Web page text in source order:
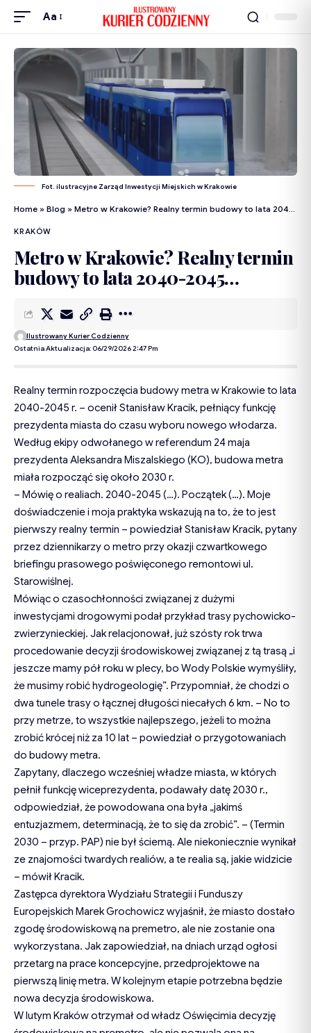
Aa
Fot. ilustracyjne Zarząd Inwestycji Miejskich w Krakowie
Home » Blog » Metro w Krakowie? Realny termin budowy to lata 2040-2045…
KRAKÓW
Metro w Krakowie? Realny termin
budowy to lata 2040-2045…
Ostatnia Aktualizacja: 06/29/2026 2:47 Pm
Ilustrowany Kurier Codzienny
Realny termin rozpoczęcia budowy metra w Krakowie to lata
2040-2045 r. – ocenił Stanisław Kracik, pełniący funkcję
prezydenta miasta do czasu wyboru nowego włodarza.
Według ekipy odwołanego w referendum 24 maja
prezydenta Aleksandra Miszalskiego (KO), budowa metra
miała rozpocząć się około 2030 r.
– Mówię o realiach. 2040-2045 (…). Początek (…). Moje
doświadczenie i moja praktyka wskazują na to, że to jest
pierwszy realny termin – powiedział Stanisław Kracik, pytany
przez dziennikarzy o metro przy okazji czwartkowego
briefingu prasowego poświęconego remontowi ul.
Starowiślnej.
Mówiąc o czasochłonności związanej z dużymi
inwestycjami drogowymi podał przykład trasy pychowicko-
zwierzynieckiej. Jak relacjonował, już szósty rok trwa
procedowanie decyzji środowiskowej związanej z tą trasą „i
jeszcze mamy pół roku w plecy, bo Wody Polskie wymyśliły,
że musimy robić hydrogeologię”. Przypomniał, że chodzi o
dwa tunele trasy o łącznej długości niecałych 6 km. – No to
przy metrze, to wszystkie najlepszego, jeżeli to można
zrobić krócej niż za 10 lat – powiedział o przygotowaniach
do budowy metra.
Zapytany, dlaczego wcześniej władze miasta, w których
pełnił funkcję wiceprezydenta, podawały datę 2030 r.,
odpowiedział, że powodowana ona była „jakimś
entuzjazmem, determinacją, że to się da zrobić”. – (Termin
2030 – przyp. PAP) nie był ściemą. Ale niekoniecznie wynikał
ze znajomości twardych realiów, a te realia są, jakie widzicie
– mówił Kracik.
Zastępca dyrektora Wydziału Strategii i Funduszy
Europejskich Marek Grochowicz wyjaśnił, że miasto dostało
zgodę środowiskową na premetro, ale nie zostanie ona
wykorzystana. Jak zapowiedział, na dniach urząd ogłosi
przetarg na prace koncepcyjne, przedprojektowe na
pierwszą linię metra. W kolejnym etapie potrzebna będzie
nowa decyzja środowiskowa.
W lutym Kraków otrzymał od władz Oświęcimia decyzję